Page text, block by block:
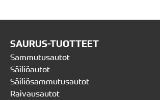
SAURUS-TUOTTEET
Sammutusautot
Säiliöautot
Säiliösammutusautot
Raivausautot